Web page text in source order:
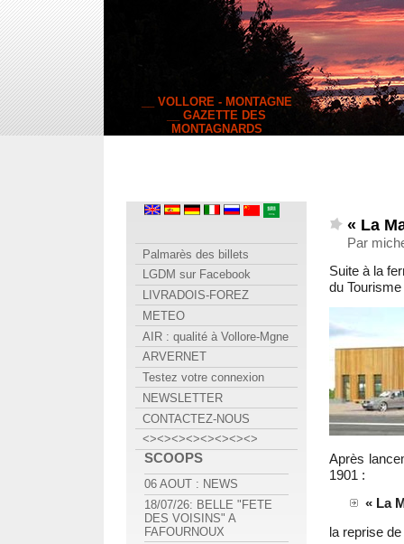
__ VOLLORE - MONTAGNE
__ GAZETTE DES
MONTAGNARDS
« La
Par
Suite à la
du
Après
1901 :
« La
la reprise
Palmarès des billets
LGDM sur Facebook
LIVRADOIS-FOREZ
METEO
AIR : qualité à Vollore-Mgne
ARVERNET
Testez votre connexion
NEWSLETTER
CONTACTEZ-NOUS
<><><><><><><><>
SCOOPS
06 AOUT : NEWS
18/07/26: BELLE "FETE
DES VOISINS" A
FAFOURNOUX